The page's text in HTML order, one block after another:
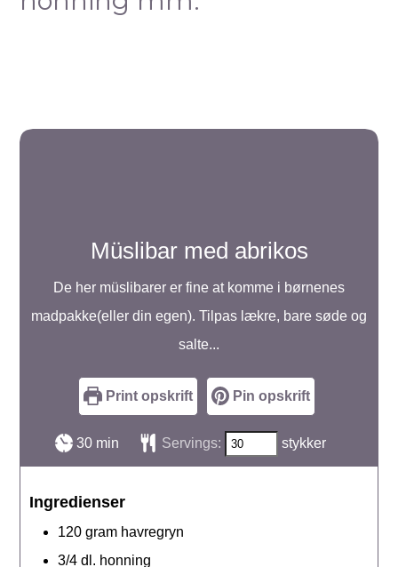
Müslibar med abrikos
De her müslibarer er fine at komme i børnenes
madpakke(eller din egen). Tilpas lækre, bare søde og
salte...
Print opskrift Pin opskrift
30minutter
min Servings: stykker
Ingredienser
120 gram havregryn
3/4 dl. honning